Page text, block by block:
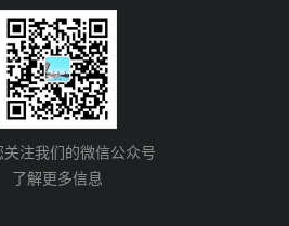
关注我们的微信公众号
了解更多信息